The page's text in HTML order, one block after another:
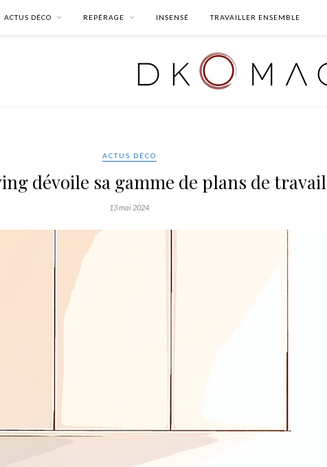
ACTUS DÉCO REPÉRAGE INSENSÉ TRAVAILLER ENSEMBLE
ACTUS DÉCO
dévoile sa gamme de plans de travail
13 mai 2024